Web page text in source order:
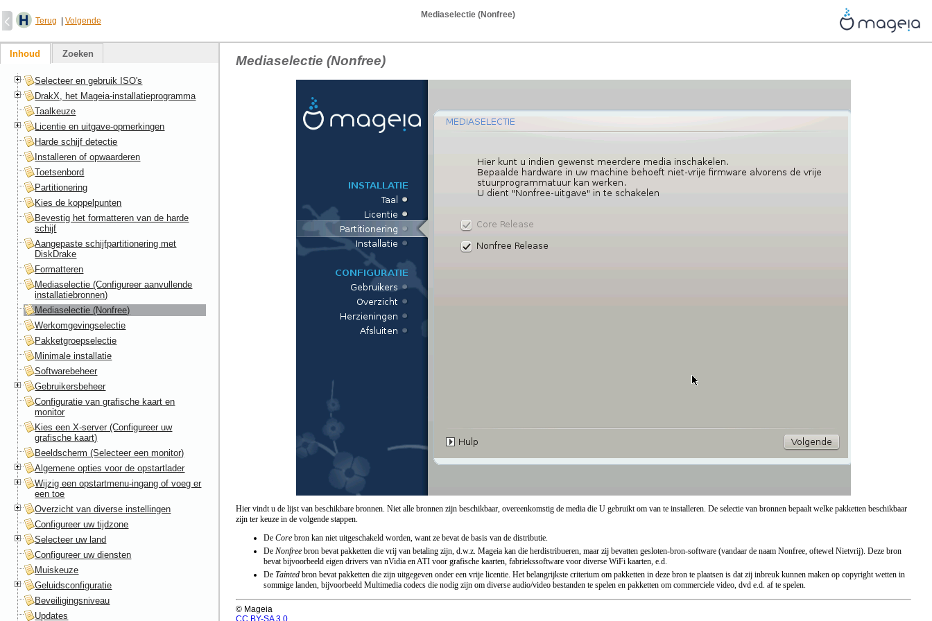
Terug Volgende
Mediaselectie (Nonfree)
Mediaselectie (Nonfree)
Hier vindt u de lijst van beschikbare bronnen. Niet alle bronnen zijn beschikbaar, overeenkomstig de media die U gebruikt om van te installeren. De selectie van bronnen bepaalt welke pakketten beschikbaar
zijn ter keuze in de volgende stappen.
De Core bron kan niet uitgeschakeld worden, want ze bevat de basis van de distributie.
De Nonfree bron bevat pakketten die vrij van betaling zijn, d.w.z. Mageia kan die herdistribueren, maar zij bevatten gesloten-bron-software (vandaar de naam Nonfree, oftewel Nietvrij). Deze bron
bevat bijvoorbeeld eigen drivers van nVidia en ATI voor grafische kaarten, fabriekssoftware voor diverse WiFi kaarten, e.d.
De Tainted bron bevat pakketten die zijn uitgegeven onder een vrije licentie. Het belangrijkste criterium om pakketten in deze bron te plaatsen is dat zij inbreuk kunnen maken op copyright wetten in
sommige landen, bijvoorbeeld Multimedia codecs die nodig zijn om diverse audio/video bestanden te spelen en pakketten om commerciele video, dvd e.d. af te spelen.
© Mageia
CC BY-SA 3.0
Inhoud Zoeken
Selecteer en gebruik ISO's
DrakX, het Mageia-installatieprogramma
Taalkeuze
Licentie en uitgave-opmerkingen
Harde schijf detectie
Installeren of opwaarderen
Toetsenbord
Partitionering
Kies de koppelpunten
Bevestig het formatteren van de harde
schijf
Aangepaste schijfpartitionering met
DiskDrake
Formatteren
Mediaselectie (Configureer aanvullende
installatiebronnen)
Mediaselectie (Nonfree)
Werkomgevingselectie
Pakketgroepselectie
Minimale installatie
Softwarebeheer
Gebruikersbeheer
Configuratie van grafische kaart en
monitor
Kies een X-server (Configureer uw
grafische kaart)
Beeldscherm (Selecteer een monitor)
Algemene opties voor de opstartlader
Wijzig een opstartmenu-ingang of voeg er
een toe
Overzicht van diverse instellingen
Configureer uw tijdzone
Selecteer uw land
Configureer uw diensten
Muiskeuze
Geluidsconfiguratie
Beveiligingsniveau
Updates